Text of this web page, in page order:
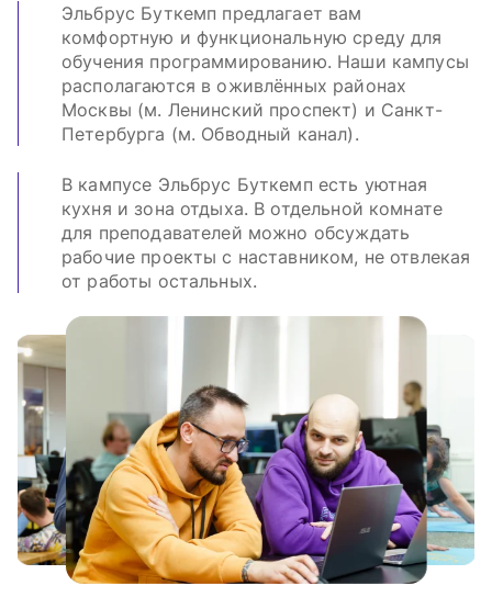
Эльбрус Буткемп предлагает вам
комфортную и функциональную среду для
обучения программированию. Наши кампусы
располагаются в оживлённых районах
Москвы (м. Ленинский проспект) и Санкт-
Петербурга (м. Обводный канал).
В кампусе Эльбрус Буткемп есть уютная
кухня и зона отдыха. В отдельной комнате
для преподавателей можно обсуждать
рабочие проекты с наставником, не отвлекая
от работы остальных.